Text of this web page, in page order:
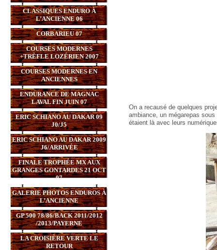
CLASSIQUES ENDURO À
L’ANCIENNE 06
CORBARIEU 07
COURSES MODERNES
+TRÈFLE LOZÉRIEN 2007
COURSES MODERNES EN
ANCIENNES
ENDURANCE DE MAGNAC
LAVAL FIN JUIN 07
ERIC SCHIANO AU DAKAR 09
J0/J5
ERIC SCHIANO AU DAKAR 2009
J6/ARRIVÉE
FINALE TROPHÉE MX AUX
GRANGES GONTARDES 21 OCT
07
GALERIE PHOTOS ENDUROS À
L’ANCIENNE
GP 500 78/86/BACK 2011/2012
/2013/PAYERNE
LA CROISIÈRE VERTE LE
RETOUR
On a recausé de quelques
ambiance, un mégarepas
étaient là avec leurs